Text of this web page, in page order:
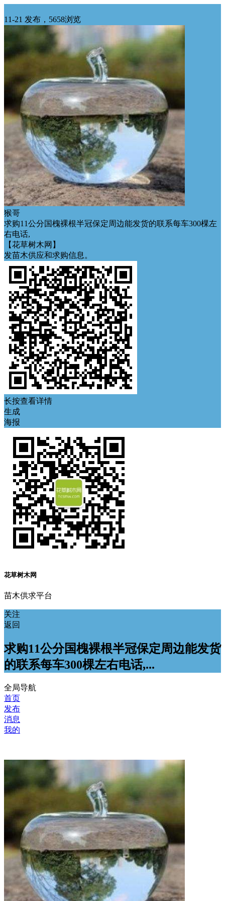
11-21 发布，5658浏览
猴哥
求购11公分国槐裸根半冠保定周边能发货的联系每车300棵左
右电话,
【花草树木网】
发苗木供应和求购信息。
长按查看详情
生成
海报
花草树木网
苗木供求平台
关注
返回
求购11公分国槐裸根半冠保定周边能发货
的联系每车300棵左右电话,...
全局导航
首页
发布
消息
我的